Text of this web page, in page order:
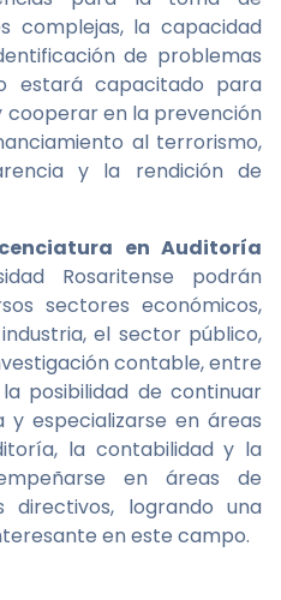
complejas, la capacidad
de problemas
estará capacitado para
en la prevención
al terrorismo,
y la rendición de
en Auditoría
Rosaritense podrán
sectores económicos,
el sector público,
contable, entre
posibilidad de continuar
especializarse en áreas
la contabilidad y la
en áreas de
logrando una
en este campo.